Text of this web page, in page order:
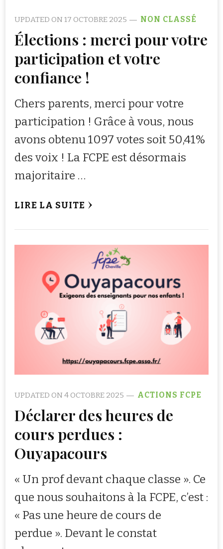
UPDATED ON17 OCTOBRE 2025 NON CLASSÉ
Élections : merci pour votre
participation et votre
confiance !
Chers parents, merci pour votre
participation ! Grâce à vous, nous
avons obtenu 1097 votes soit 50,41%
des voix ! La FCPE est désormais
majoritaire …
LIRE LA SUITE
UPDATED ON4 OCTOBRE 2025 ACTIONS FCPE
Déclarer des heures de
cours perdues :
Ouyapacours
« Un prof devant chaque classe ». Ce
que nous souhaitons à la FCPE, c’est :
« Pas une heure de cours de
perdue ». Devant le constat